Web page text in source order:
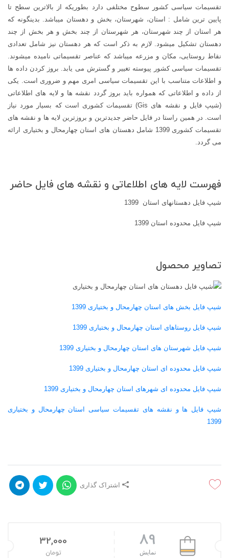
تقسیمات سیاسی کشور سطوح مختلفی دارد بطوریکه از بالاترین سطح تا
پایین ترین شامل : استان، شهرستان، بخش و دهستان میباشد. بدینگونه که
هر استان از چند شهرستان، هر شهرستان از چند بخش و هر بخش از چند
دهستان تشکیل میشود. لازم به ذکر است که هر دهستان نیز شامل تعدادی
نقاط روستایی، مکان و مزرعه میباشد که عناصر تقسیماتی نامیده میشوند.
تقسیمات سیاسی کشور پیوسته تغییر و گسترش می یابد. بروز کردن داده ها
و اطلاعات متناسب با این تقسیمات سیاسی امری مهم و ضروری است. یکی
از داده و اطلاعاتی که همواره باید بروز گردد نقشه ها و لایه های اطلاعاتی
(شیپ فایل و نقشه های Gis) تقسیمات کشوری است که بسیار مورد نیاز
است. در همین راستا در فایل حاضر جدیدترین و بروزترین لایه ها و نقشه های
تقسیمات کشوری 1399 شامل دهستان های استان چهارمحال و بختیاری ارائه
می گردد.
فهرست لایه های اطلاعاتی و نقشه های فایل حاضر
شیپ فایل دهستانهای استان 1399
شیپ فایل محدوده استان 1399
تصاویر محصول
شیپ فایل بخش های استان چهارمحال و بختیاری 1399
شیپ فایل روستاهای استان چهارمحال و بختیاری 1399
شیپ فایل شهرستان های استان چهارمحال و بختیاری 1399
شیپ فایل محدوده ای استان چهارمحال و بختیاری 1399
شیپ فایل محدوده ای شهرهای استان چهارمحال و بختیاری 1399
شیپ فایل ها و نقشه های تقسیمات سیاسی استان چهارمحال و بختیاری
1399
اشتراک گذاری
89
نمایش
32,000
تومان